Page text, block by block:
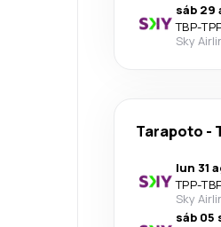
sáb 29
TBP-
Sky
Tarapoto -
lun 31
TPP-
Sky
sáb 05